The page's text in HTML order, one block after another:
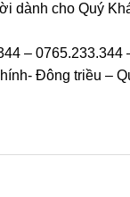
dành cho Quý
– 0765.233.344
Đông triều –